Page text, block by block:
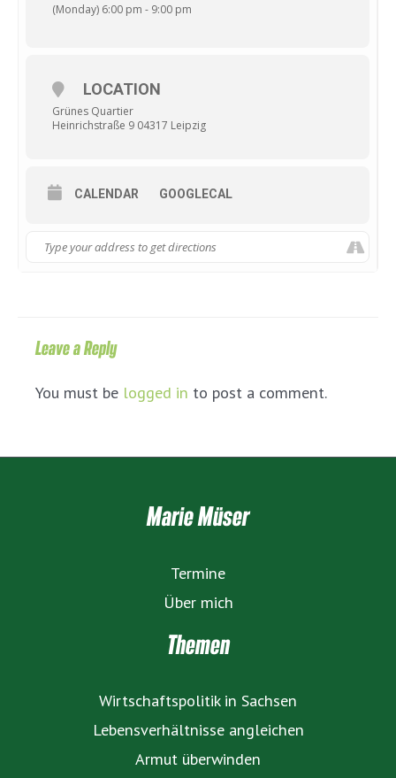
(Monday) 6:00 pm - 9:00 pm
LOCATION
Grünes Quartier
Heinrichstraße 9 04317 Leipzig
CALENDAR GOOGLECAL
Leave a Reply
You must be logged in to post a comment.
Marie Müser
Termine
Über mich
Themen
Wirtschaftspolitik in Sachsen
Lebensverhältnisse angleichen
Armut überwinden